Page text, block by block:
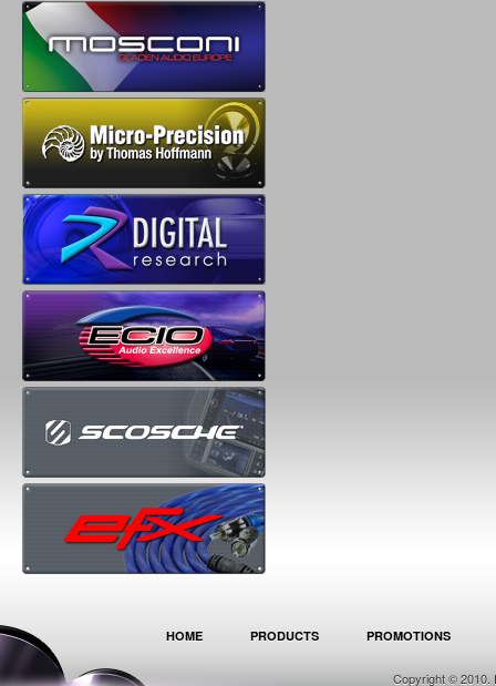
HOME PRODUCTS PROMOTIONS
Copyright © 2010.